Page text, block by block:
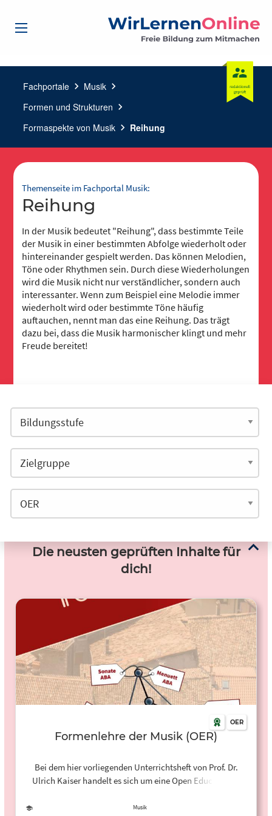
Fachportale chevron_right Musik chevron_right
Formen und Strukturen chevron_right
Formaspekte von Musik chevron_right Reihung
Themenseite im Fachportal Musik:
Reihung
In der Musik bedeutet "Reihung", dass bestimmte Teile
der Musik in einer bestimmten Abfolge wiederholt oder
hintereinander gespielt werden. Das können Melodien,
Töne oder Rhythmen sein. Durch diese Wiederholungen
wird die Musik nicht nur verständlicher, sondern auch
interessanter. Wenn zum Beispiel eine Melodie immer
wiederholt wird oder bestimmte Töne häufig
auftauchen, nennt man das eine Reihung. Das trägt
dazu bei, dass die Musik harmonischer klingt und mehr
Freude bereitet!
Die neusten geprüften Inhalte für
dich!
OER
Formenlehre der Musik (OER)
Bei dem hier vorliegenden Unterrichtsheft von Prof. Dr.
Ulrich Kaiser handelt es sich um eine Open Educational
Unterrichtsheft ist für die Sekundarstufe I an
Musik